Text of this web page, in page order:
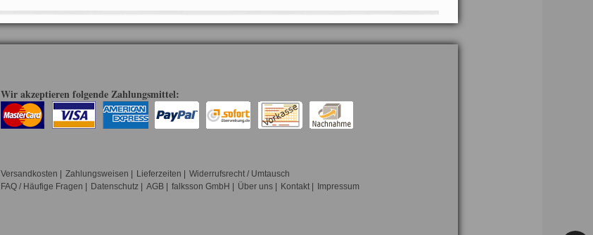
Wir akzeptieren folgende Zahlungsmittel:
Versandkosten Zahlungsweisen Lieferzeiten
Widerrufsrecht / Umtausch
FAQ / Häufige Fragen
Datenschutz AGB falksson GmbH Über uns Kontakt Impressum